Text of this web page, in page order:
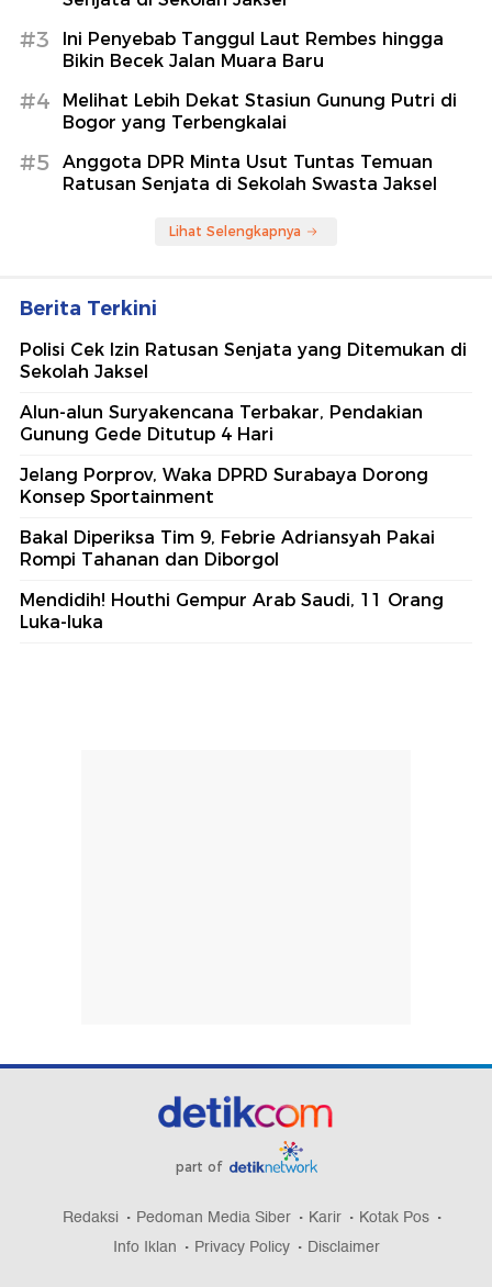
#3
Ini Penyebab Tanggul Laut Rembes hingga
Bikin Becek Jalan Muara Baru
#4
Melihat Lebih Dekat Stasiun Gunung Putri di
Bogor yang Terbengkalai
#5
Anggota DPR Minta Usut Tuntas Temuan
Ratusan Senjata di Sekolah Swasta Jaksel
Lihat Selengkapnya
Berita Terkini
Polisi Cek Izin Ratusan Senjata yang Ditemukan di
Sekolah Jaksel
Alun-alun Suryakencana Terbakar, Pendakian
Gunung Gede Ditutup 4 Hari
Jelang Porprov, Waka DPRD Surabaya Dorong
Konsep Sportainment
Bakal Diperiksa Tim 9, Febrie Adriansyah Pakai
Rompi Tahanan dan Diborgol
Mendidih! Houthi Gempur Arab Saudi, 11 Orang
Luka-luka
part of
Redaksi Pedoman Media Siber Karir
Kotak Pos
Info Iklan
Privacy Policy Disclaimer